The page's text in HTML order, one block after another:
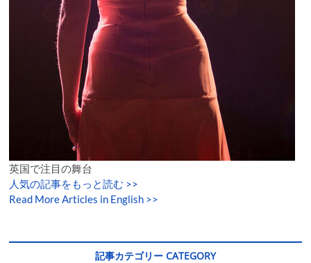
英国で注目の舞台
人気の記事をもっと読む >>
Read More Articles in English >>
記事カテゴリー CATEGORY